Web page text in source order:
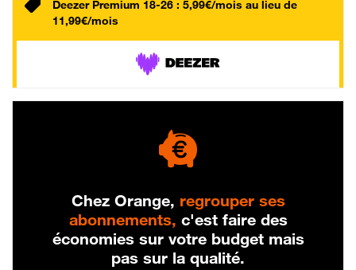
Deezer Premium 18-26 : 5,99€/mois au lieu de
11,99€/mois
Chez Orange, regrouper ses
abonnements, c'est faire des
économies sur votre budget mais
pas sur la qualité.